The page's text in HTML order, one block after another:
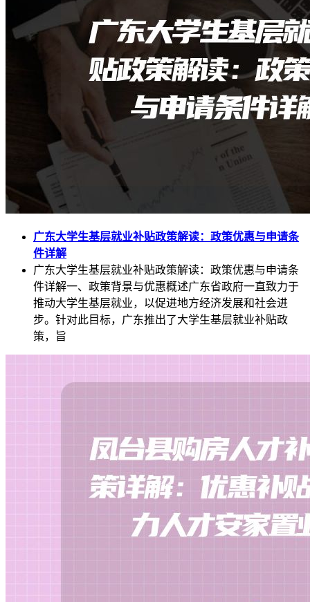
广东大学生基层就业补贴政策解读：政策优惠与申请条
件详解
广东大学生基层就业补贴政策解读：政策优惠与申请条
件详解一、政策背景与优惠概述广东省政府一直致力于
推动大学生基层就业，以促进地方经济发展和社会进
步。针对此目标，广东推出了大学生基层就业补贴政
策，旨